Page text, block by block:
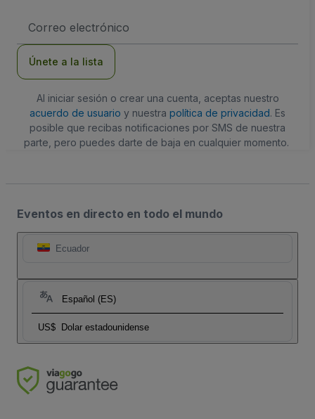
de
Únete a la lista
Al iniciar sesión o crear una cuenta, aceptas nuestro
acuerdo de usuario y nuestra política de privacidad. Es
posible que recibas notificaciones por SMS de nuestra
parte, pero puedes darte de baja en cualquier momento.
Eventos en directo en todo el mundo
Ecuador
Español (ES)
US$ Dolar estadounidense